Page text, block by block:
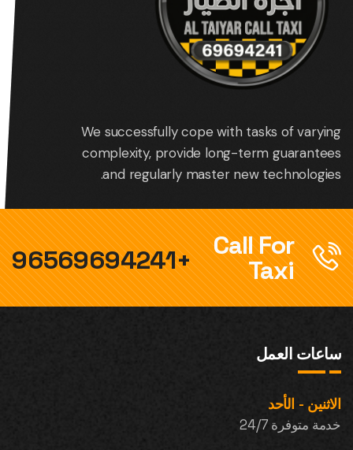
We successfully cope with tasks of varying
complexity, provide long-term guarantees
and regularly master new technologies.
Call For
Taxi
+96569694241
ساعات العمل
الاثنين - الأحد
خدمة متوفرة 24/7